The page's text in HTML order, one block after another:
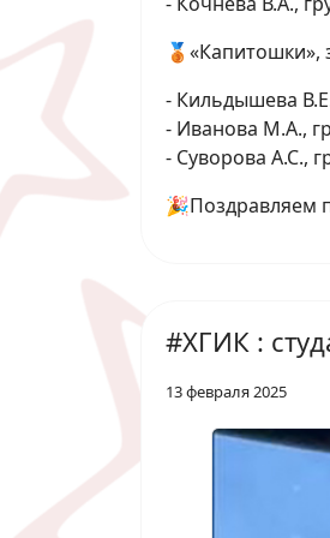
🥉«Капитошки»,
- Кильдышева
- Иванова М.А.,
- Суворова А.С.,
🎉Поздравляем
#ХГИК :
13 февраля 2025